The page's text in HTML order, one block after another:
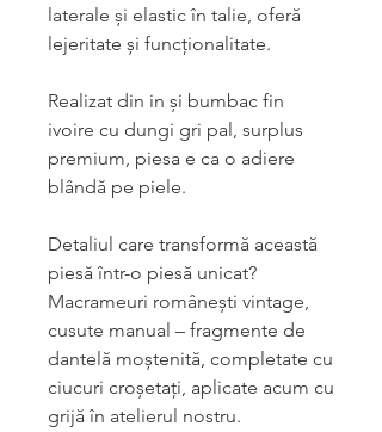
laterale și elastic în talie, oferă
lejeritate și funcționalitate.
Realizat din in și bumbac fin
ivoire cu dungi gri pal, surplus
premium, piesa e ca o adiere
blândă pe piele.
Detaliul care transformă această
piesă într-o piesă unicat?
Macrameuri românești vintage,
cusute manual – fragmente de
dantelă moștenită, completate cu
ciucuri croșetați, aplicate acum cu
grijă în atelierul nostru.